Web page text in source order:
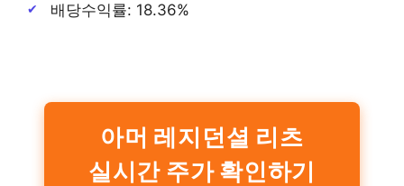
배당수익률: 18.36%
아머 레지던셜 리츠
실시간 주가 확인하기